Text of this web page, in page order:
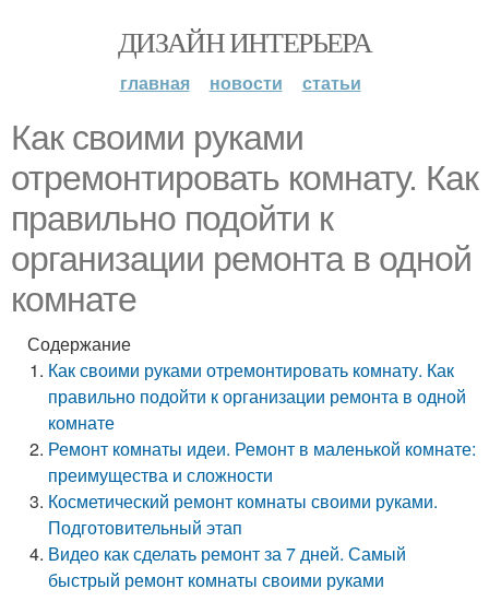
ДИЗАЙН ИНТЕРЬЕРА
главная новости статьи
Как своими руками
отремонтировать комнату. Как
правильно подойти к
организации ремонта в одной
комнате
Содержание
Как своими руками отремонтировать комнату. Как
правильно подойти к организации ремонта в одной
комнате
Ремонт комнаты идеи. Ремонт в маленькой комнате:
преимущества и сложности
Косметический ремонт комнаты своими руками.
Подготовительный этап
Видео как сделать ремонт за 7 дней. Самый
быстрый ремонт комнаты своими руками